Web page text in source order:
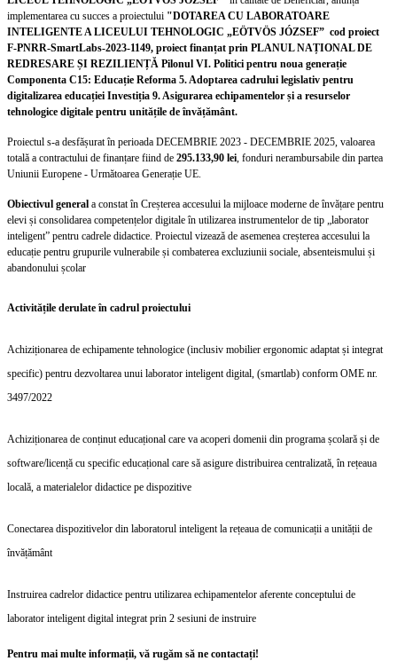
implementarea cu succes a proiectului "DOTAREA CU LABORATOARE
INTELIGENTE A LICEULUI TEHNOLOGIC „EÖTVÖS JÓZSEF” cod proiect
F-PNRR-SmartLabs-2023-1149, proiect finanțat prin PLANUL NAȚIONAL DE
REDRESARE ȘI REZILIENȚĂ Pilonul VI. Politici pentru noua generație
Componenta C15: Educație Reforma 5. Adoptarea cadrului legislativ pentru
digitalizarea educației Investiția 9. Asigurarea echipamentelor și a resurselor
tehnologice digitale pentru unitățile de învățământ.
Proiectul s-a desfășurat în perioada DECEMBRIE 2023 - DECEMBRIE 2025, valoarea
totală a contractului de finanțare fiind de 295.133,90 lei, fonduri nerambursabile din partea
Uniunii Europene - Următoarea Generație UE.
Obiectivul general a constat în Creșterea accesului la mijloace moderne de învățare pentru
elevi și consolidarea competențelor digitale în utilizarea instrumentelor de tip „laborator
inteligent” pentru cadrele didactice. Proiectul vizează de asemenea creșterea accesului la
educație pentru grupurile vulnerabile și combaterea excluziunii sociale, absenteismului și
abandonului școlar
Activitățile derulate în cadrul proiectului
Achiziționarea de echipamente tehnologice (inclusiv mobilier ergonomic adaptat și integrat
specific) pentru dezvoltarea unui laborator inteligent digital, (smartlab) conform OME nr.
3497/2022
Achiziționarea de conținut educațional care va acoperi domenii din programa școlară și de
software/licență cu specific educațional care să asigure distribuirea centralizată, în rețeaua
locală, a materialelor didactice pe dispozitive
Conectarea dispozitivelor din laboratorul inteligent la rețeaua de comunicații a unității de
învățământ
Instruirea cadrelor didactice pentru utilizarea echipamentelor aferente conceptului de
laborator inteligent digital integrat prin 2 sesiuni de instruire
Pentru mai multe informații, vă rugăm să ne contactați!